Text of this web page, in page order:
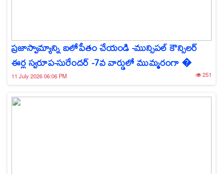
ప్రజాస్వామ్యాన్ని బలోపేతం చేయండి -మున్సిపల్ కౌన్సిలర్
ఈర్ల స్వరూప-సురేందర్ -7వ వార్డులో ముమ్మరంగా �
11 July 2026 06:06 PM 251